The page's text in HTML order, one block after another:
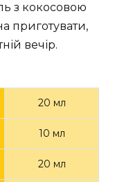
з кокосовою
приготувати,
вечір.
20 мл
10 мл
20 мл